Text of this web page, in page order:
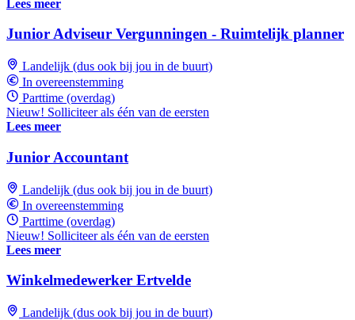
Lees meer
Junior Adviseur Vergunningen - Ruimtelijk planner
Landelijk (dus ook bij jou in de buurt)
In overeenstemming
Parttime (overdag)
Nieuw! Solliciteer als één van de eersten
Lees meer
Junior Accountant
Landelijk (dus ook bij jou in de buurt)
In overeenstemming
Parttime (overdag)
Nieuw! Solliciteer als één van de eersten
Lees meer
Winkelmedewerker Ertvelde
Landelijk (dus ook bij jou in de buurt)